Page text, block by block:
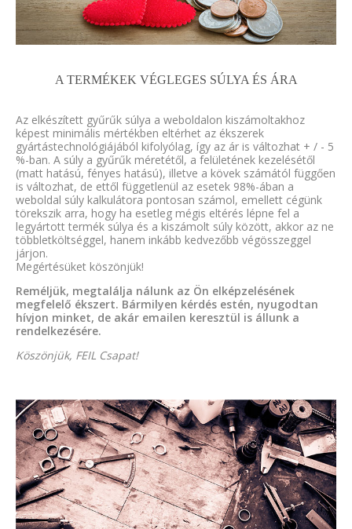
A TERMÉKEK VÉGLEGES SÚLYA ÉS ÁRA
Az elkészített gyűrűk súlya a weboldalon kiszámoltakhoz
képest minimális mértékben eltérhet az ékszerek
gyártástechnológiájából kifolyólag, így az ár is változhat + / - 5
%-ban. A súly a gyűrűk méretétől, a felületének kezelésétől
(matt hatású, fényes hatású), illetve a kövek számától függően
is változhat, de ettől függetlenül az esetek 98%-ában a
weboldal súly kalkulátora pontosan számol, emellett cégünk
törekszik arra, hogy ha esetleg mégis eltérés lépne fel a
legyártott termék súlya és a kiszámolt súly között, akkor az ne
többletköltséggel, hanem inkább kedvezőbb végösszeggel
járjon.
Megértésüket köszönjük!
Reméljük, megtalálja nálunk az Ön elképzelésének
megfelelő ékszert. Bármilyen kérdés estén, nyugodtan
hívjon minket, de akár emailen keresztül is állunk a
rendelkezésére.
Köszönjük, FEIL Csapat!